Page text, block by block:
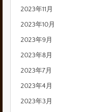
2023年11月
2023年10月
2023年9月
2023年8月
2023年7月
2023年4月
2023年3月